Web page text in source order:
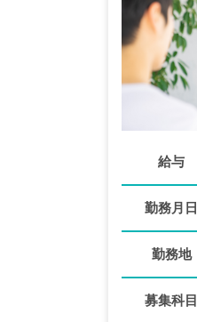
給与
勤務月日
勤務地
募集科目